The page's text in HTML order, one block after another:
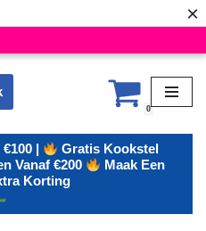
×
0
|
Gratis Kookstel
Vanaf €200
Maak Een
Korting